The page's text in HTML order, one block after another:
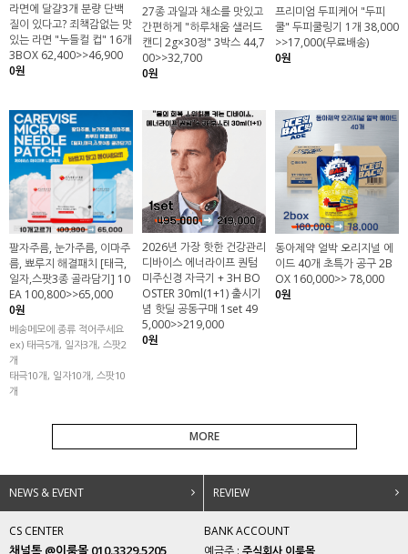
라면에 달걀3개 분량 단백
질이 있다고? 죄책감없는 맛
있는 라면 "누들컬 컵" 16개
3BOX 62,400>>46,900
0원
27종 과일과 채소를 맛있고
간편하게 "하루채움 샐러드
캔디 2g×30정" 3박스 44,7
00>>32,700
0원
프리미엄 두피케어 "두피
쿨" 두피쿨링기 1개 38,000
>>17,000(무료배송)
0원
팔자주름, 눈가주름, 이마주
름, 뾰루지 해결패치 [태극,
일자,스팟3종 골라담기] 10
EA 100,800>>65,000
0원
베송메모에 종류 적어주세요
ex) 태극5개, 일자3개, 스팟2
개
태극10개, 일자10개, 스팟10
개
2026년 가장 핫한 건강관리
디바이스 에너라이프 퀀텀
미주신경 자극기 + 3H BO
OSTER 30ml(1+1) 출시기
념 핫딜 공동구매 1set 49
5,000>>219,000
0원
동아제약 얼박 오리지널 에
이드 40개 초특가 공구 2B
OX 160,000>> 78,000
0원
MORE
NEWS & EVENT REVIEW
CS CENTER
채널톡 @이룸몰 010.3329.5205
BANK ACCOUNT
예금주 : 주식회사 이룸몰